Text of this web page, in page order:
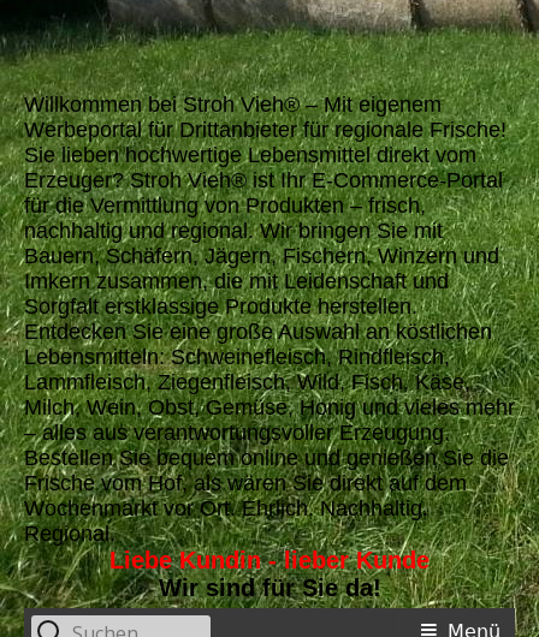
Willkommen bei Stroh Vieh® – Mit eigenem
Werbeportal für Drittanbieter für regionale Frische!
Sie lieben hochwertige Lebensmittel direkt vom
Erzeuger? Stroh Vieh® ist Ihr E-Commerce-Portal
für die Vermittlung von Produkten – frisch,
nachhaltig und regional. Wir bringen Sie mit
Bauern, Schäfern, Jägern, Fischern, Winzern und
Imkern zusammen, die mit Leidenschaft und
Sorgfalt erstklassige Produkte herstellen.
Entdecken Sie eine große Auswahl an köstlichen
Lebensmitteln: Schweinefleisch, Rindfleisch,
Lammfleisch, Ziegenfleisch, Wild, Fisch, Käse,
Milch, Wein, Obst, Gemüse, Honig und vieles mehr
– alles aus verantwortungsvoller Erzeugung.
Bestellen Sie bequem online und genießen Sie die
Frische vom Hof, als wären Sie direkt auf dem
Wochenmarkt vor Ort. Ehrlich. Nachhaltig.
Regional.
Liebe Kundin - lieber Kunde
Wir sind für Sie da!